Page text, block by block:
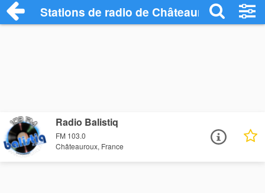
Stations de radio de Châteauroux
Radio Balistiq
FM 103.0
Châteauroux, France